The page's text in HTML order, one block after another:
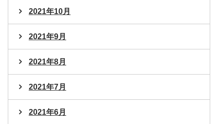
2021年10月
2021年9月
2021年8月
2021年7月
2021年6月